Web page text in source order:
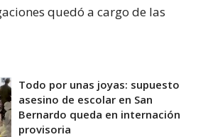
quedó a cargo de las
Todo por unas joyas: supuesto
asesino de escolar en San
Bernardo queda en internación
provisoria